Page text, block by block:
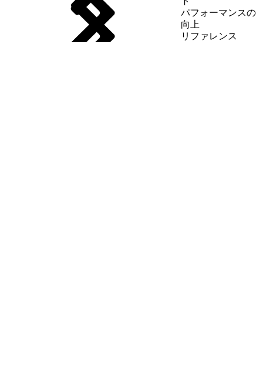
パフォーマンスの
向上
リファレンス